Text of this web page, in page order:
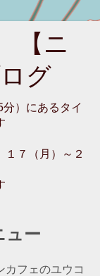
【ニ
グ
）にあるタイ
１７（月）～２
ュー
カフェのユウコ